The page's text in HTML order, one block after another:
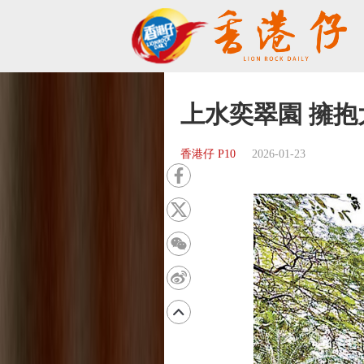
上水奕翠園 擁抱
香港仔 P10 2026-01-23